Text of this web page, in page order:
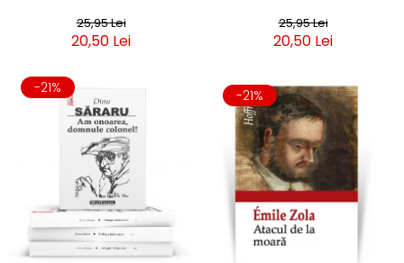
25,95 Lei
20,50 Lei
25,95 Lei
20,50 Lei
-21% -21%